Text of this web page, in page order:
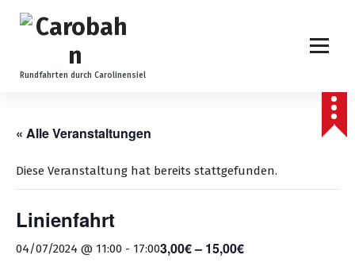
Rundfahrten durch Carolinensiel
« Alle Veranstaltungen
Diese Veranstaltung hat bereits stattgefunden.
Linienfahrt
04/07/2024 @ 11:00 - 17:003,00€ – 15,00€